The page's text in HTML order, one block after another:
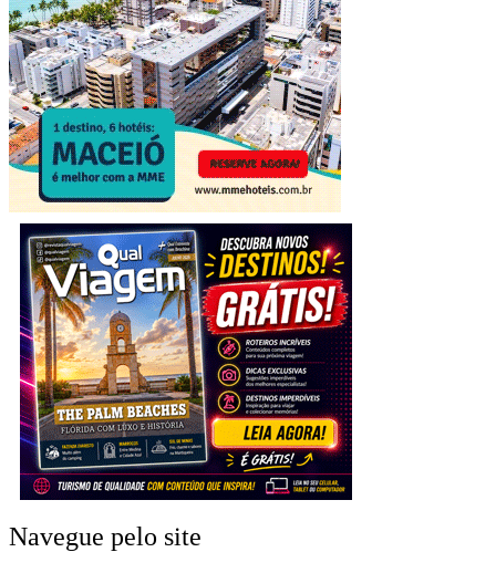
Navegue pelo site